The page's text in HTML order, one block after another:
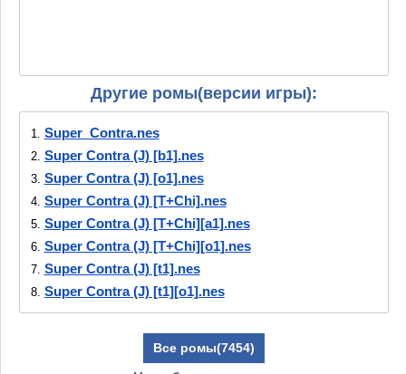
Другие ромы(версии игры):
1. Super_Contra.nes
2. Super Contra (J) [b1].nes
3. Super Contra (J) [o1].nes
4. Super Contra (J) [T+Chi].nes
5. Super Contra (J) [T+Chi][a1].nes
6. Super Contra (J) [T+Chi][o1].nes
7. Super Contra (J) [t1].nes
8. Super Contra (J) [t1][o1].nes
9.Super Contra (J) [t2].nes
Super Contra (J).nes
Все ромы(7454)